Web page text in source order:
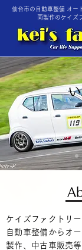
仙台市の自動車整備 オー
両製作のケイズ
ケイズファクトリ
自動車整備からオ
製作、中古車販売